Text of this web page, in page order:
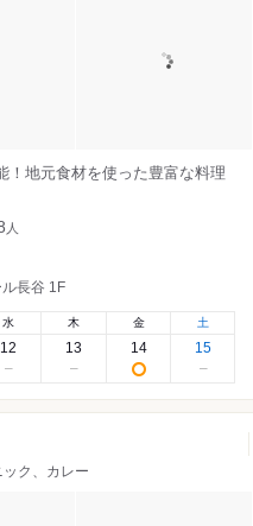
地元食材を使った豊富な料理
人
長谷 1F
水
12
木
13
金
14
土
15
ク、カレー